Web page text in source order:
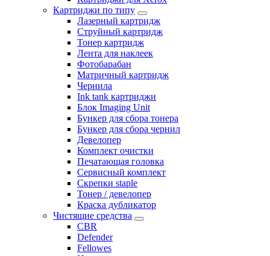
Картриджи по типу
Лазерный картридж
Струйный картридж
Тонер картридж
Лента для наклеек
Фотобарабан
Матричный картридж
Чернила
Ink tank картриджи
Блок Imaging Unit
Бункер для сбора тонера
Бункер для сбора чернил
Девелопер
Комплект очистки
Печатающая головка
Сервисный комплект
Скрепки staple
Тонер / девелопер
Краска дубликатор
Чистящие средства
CBR
Defender
Fellowes